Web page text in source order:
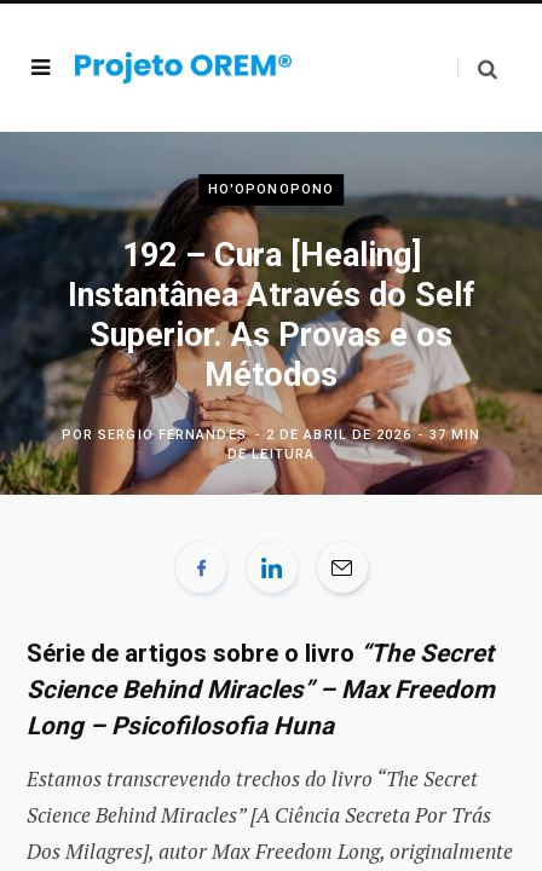
HO'OPONOPONO
192 – Cura [Healing]
Instantânea Através do Self
Superior. As Provas e os
Métodos
PORSERGIO FERNANDES 2 DE ABRIL DE 2026
37 MIN
DE LEITURA
Série de artigos sobre o livro “The Secret
Science Behind Miracles” – Max Freedom
Long – Psicofilosofia Huna
Estamos transcrevendo trechos do livro “The Secret
Science Behind Miracles” [A Ciência Secreta Por Trás
Dos Milagres], autor Max Freedom Long, originalmente